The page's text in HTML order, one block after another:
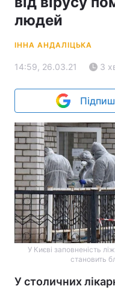
людей
ІННА АНДАЛІЦЬКА
14:59, 26.03.21 3
У Києві заповненість
становить
У столичних